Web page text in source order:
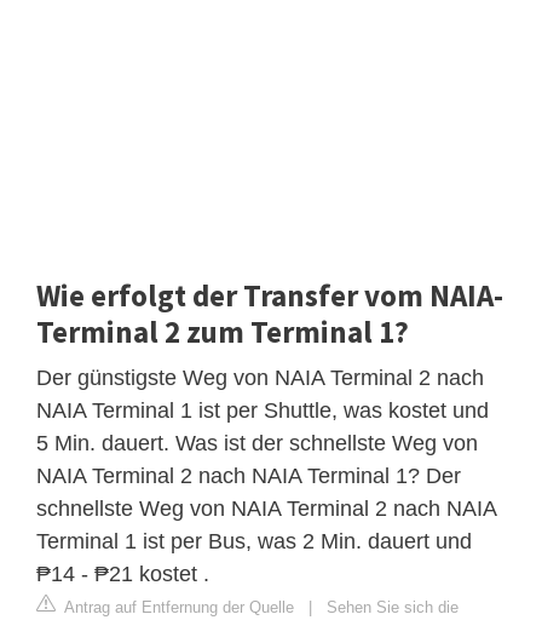
Wie erfolgt der Transfer vom NAIA-
Terminal 2 zum Terminal 1?
Der günstigste Weg von NAIA Terminal 2 nach
NAIA Terminal 1 ist per Shuttle, was kostet und
5 Min. dauert. Was ist der schnellste Weg von
NAIA Terminal 2 nach NAIA Terminal 1? Der
schnellste Weg von NAIA Terminal 2 nach NAIA
Terminal 1 ist per Bus, was 2 Min. dauert und
₱14 - ₱21 kostet .
Antrag auf Entfernung der Quelle | Sehen Sie sich die